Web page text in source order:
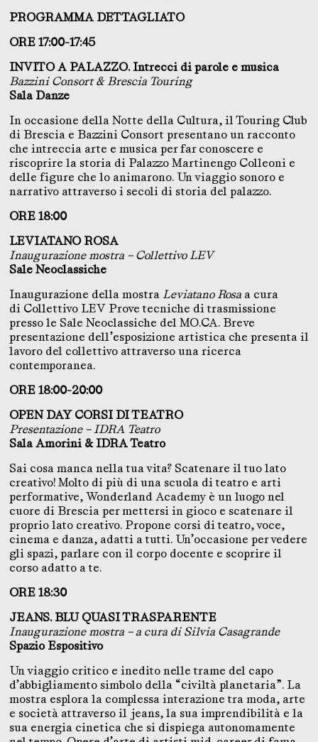
PROGRAMMA DETTAGLIATO
ORE 17:00-17:45
INVITO A PALAZZO. Intrecci di parole e musica
Bazzini Consort & Brescia Touring
Sala Danze
In occasione della Notte della Cultura, il Touring Club
di Brescia e Bazzini Consort presentano un racconto
che intreccia arte e musica per far conoscere e
riscoprire la storia di Palazzo Martinengo Colleoni e
delle figure che lo animarono. Un viaggio sonoro e
narrativo attraverso i secoli di storia del palazzo.
ORE 18:00
LEVIATANO ROSA
Inaugurazione mostra – Collettivo LEV
Sale Neoclassiche
Inaugurazione della mostra Leviatano Rosa a cura
di Collettivo LEV Prove tecniche di trasmissione
presso le Sale Neoclassiche del MO.CA. Breve
presentazione dell’esposizione artistica che presenta il
lavoro del collettivo attraverso una ricerca
contemporanea.
ORE 18:00-20:00
OPEN DAY CORSI DI TEATRO
Presentazione – IDRA Teatro
Sala Amorini & IDRA Teatro
Sai cosa manca nella tua vita? Scatenare il tuo lato
creativo! Molto di più di una scuola di teatro e arti
performative, Wonderland Academy è un luogo nel
cuore di Brescia per mettersi in gioco e scatenare il
proprio lato creativo. Propone corsi di teatro, voce,
cinema e danza, adatti a tutti. Un’occasione per vedere
gli spazi, parlare con il corpo docente e scoprire il
corso adatto a te.
ORE 18:30
JEANS. BLU QUASI TRASPARENTE
Inaugurazione mostra – a cura di Silvia Casagrande
Spazio Espositivo
Un viaggio critico e inedito nelle trame del capo
d’abbigliamento simbolo della “civiltà planetaria”. La
mostra esplora la complessa interazione tra moda, arte
e società attraverso il jeans, la sua imprendibilità e la
sua energia cinetica che si dispiega autonomamente